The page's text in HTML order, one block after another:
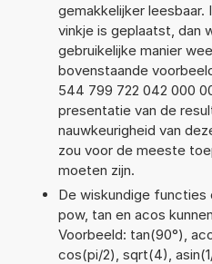
gemakkelijker leesbaar.
vinkje is geplaatst, dan
gebruikelijke manier
bovenstaande
544 799 722 042 000
presentatie van de
nauwkeurigheid van
zou voor de meeste
moeten zijn.
De wiskundige functies
pow, tan en acos
Voorbeeld: tan(90°),
cos(pi/2), sqrt(4),